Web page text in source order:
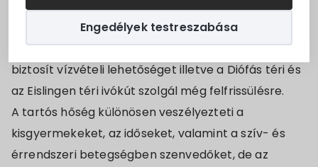
Engedélyek testreszabása
Választási információk
Választási szervek
Választási ügyintézés
2024. évi általános
Az Önkormányzat részéről egy párakapu lett a
Városháza előtti Fő téren felállítva, továbbá a
Dózsa György utca Vásártér felőli végén egy közkút
biztosít vízvételi lehetőséget illetve a Diófás téri és
az Eislingen téri ivókút szolgál még felfrissülésre.
A tartós hőség különösen veszélyezteti a
kisgyermekeket, az időseket, valamint a szív- és
érrendszeri betegségben szenvedőket, de az